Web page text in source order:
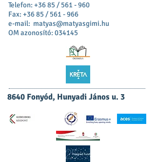
Telefon: +36 85 / 561 - 960
Fax: +36 85 / 561 - 966
e-mail: matyas@matyasgimi.hu
OM azonosító: 034145
8640 Fonyód, Hunyadi János u. 3